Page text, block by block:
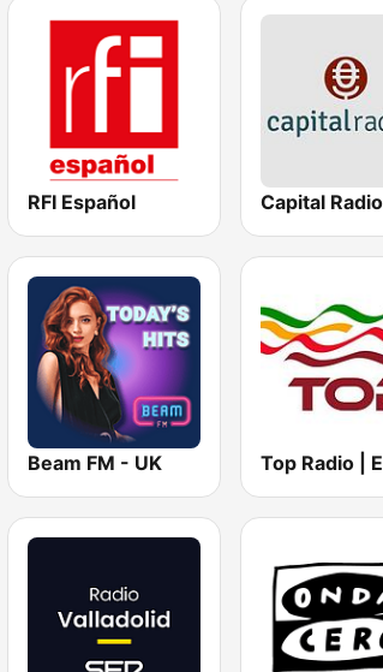
RFI Español Capital Radio
Beam FM - UK